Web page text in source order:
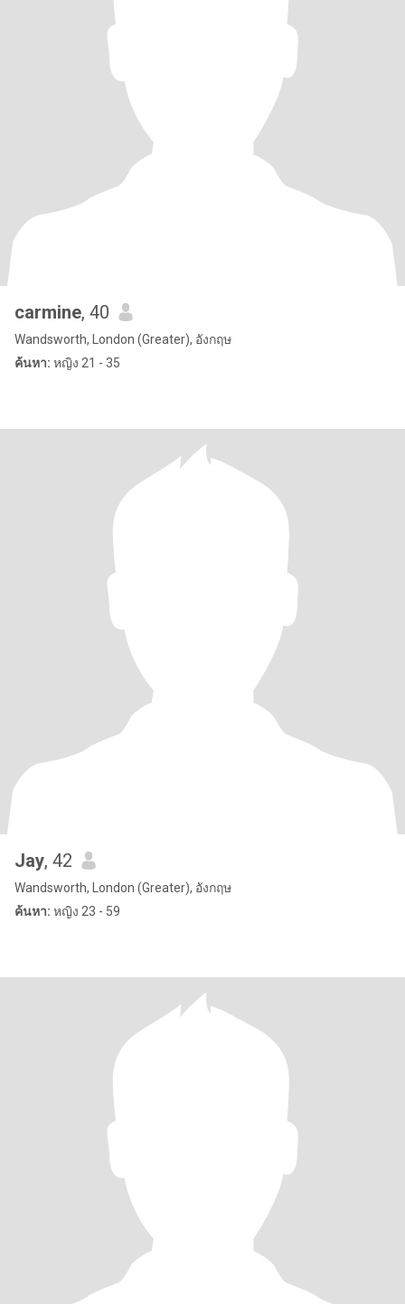
carmine, 40
Wandsworth, London (Greater), อังกฤษ
ค้นหา: หญิง 21 - 35
Jay, 42
Wandsworth, London (Greater), อังกฤษ
ค้นหา: หญิง 23 - 59